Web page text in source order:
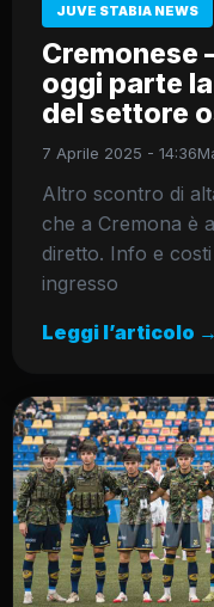
JUVE STABIA NEWS
Cremonese
oggi parte
del settore
7 Aprile 2025 - 14:36
Altro scontro di
che a Cremona è
diretto. Info e
ingresso
Leggi l’articolo →